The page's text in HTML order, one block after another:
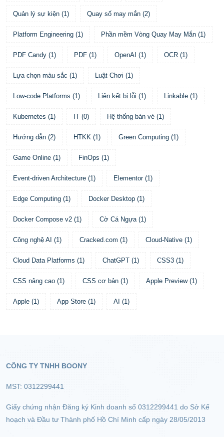
Quản lý sự kiện (1) Quay số may mắn (2)
Platform Engineering (1) Phần mềm Vòng Quay May Mắn (1)
PDF Candy (1) PDF (1) OpenAI (1) OCR (1)
Lựa chọn màu sắc (1) Luật Chơi (1)
Low-code Platforms (1) Liên kết bị lỗi (1) Linkable (1)
Kubernetes (1) IT (0) Hệ thống bán vé (1)
Hướng dẫn (2) HTKK (1) Green Computing (1)
Game Online (1) FinOps (1)
Event-driven Architecture (1) Elementor (1)
Edge Computing (1) Docker Desktop (1)
Docker Compose v2 (1) Cờ Cá Ngựa (1)
Công nghệ AI (1) Cracked.com (1) Cloud-Native (1)
Cloud Data Platforms (1) ChatGPT (1) CSS3 (1)
CSS nâng cao (1) CSS cơ bản (1) Apple Preview (1)
Apple (1) App Store (1) AI (1)
CÔNG TY TNHH BOONY
MST: 0312299441
Giấy chứng nhận Đăng ký Kinh doanh số 0312299441 do Sở Kế
hoạch và Đầu tư Thành phố Hồ Chí Minh cấp ngày 28/05/2013